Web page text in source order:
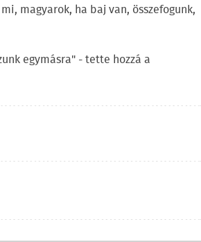
magyarok, ha baj van, összefogunk,
egymásra" - tette hozzá a